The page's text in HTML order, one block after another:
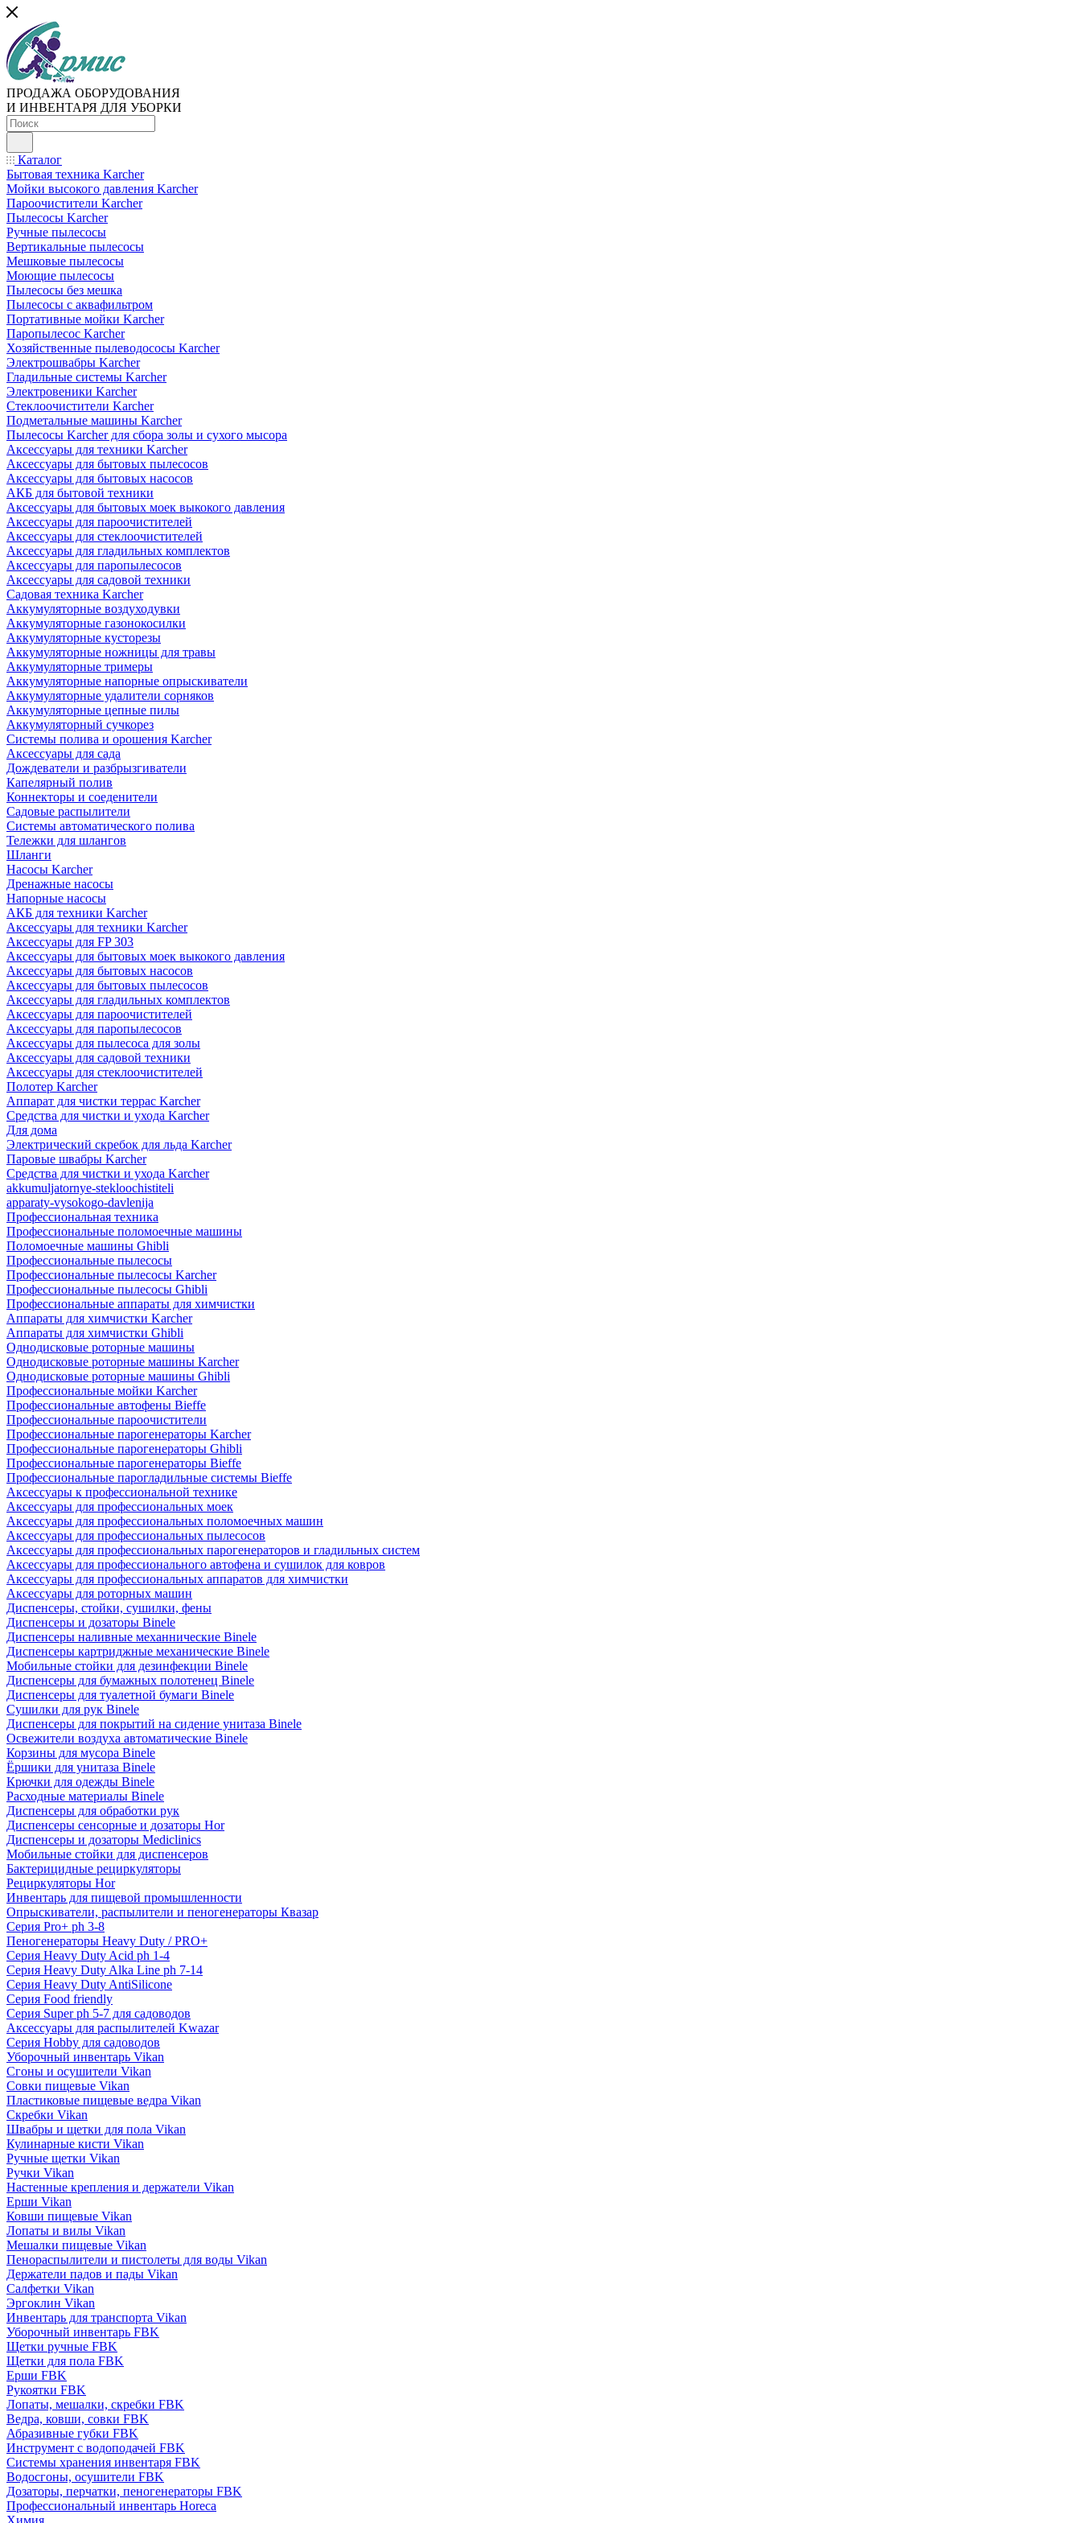
ПРОДАЖА ОБОРУДОВАНИЯ
И ИНВЕНТАРЯ ДЛЯ УБОРКИ
Каталог
Бытовая техника Karcher
Мойки высокого давления Karcher
Пароочистители Karcher
Пылесосы Karcher
Ручные пылесосы
Вертикальные пылесосы
Мешковые пылесосы
Моющие пылесосы
Пылесосы без мешка
Пылесосы с аквафильтром
Портативные мойки Karcher
Паропылесос Karcher
Хозяйственные пылеводососы Karcher
Электрошвабры Karcher
Гладильные системы Karcher
Электровеники Karcher
Стеклоочистители Karcher
Подметальные машины Karcher
Пылесосы Karcher для сбора золы и сухого мысора
Аксессуары для техники Karcher
Аксессуары для бытовых пылесосов
Аксессуары для бытовых насосов
АКБ для бытовой техники
Аксессуары для бытовых моек выкокого давления
Аксессуары для пароочистителей
Аксессуары для стеклоочистителей
Аксессуары для гладильных комплектов
Аксессуары для паропылесосов
Аксессуары для садовой техники
Садовая техника Karcher
Аккумуляторные воздуходувки
Аккумуляторные газонокосилки
Аккумуляторные кусторезы
Аккумуляторные ножницы для травы
Аккумуляторные тримеры
Аккумуляторные напорные опрыскиватели
Аккумуляторные удалители сорняков
Аккумуляторные цепные пилы
Аккумуляторный сучкорез
Системы полива и орошения Karcher
Аксессуары для сада
Дождеватели и разбрызгиватели
Капелярный полив
Коннекторы и соеденители
Садовые распылители
Системы автоматического полива
Тележки для шлангов
Шланги
Насосы Karcher
Дренажные насосы
Напорные насосы
АКБ для техники Karcher
Аксессуары для техники Karcher
Аксессуары для FP 303
Аксессуары для бытовых моек выкокого давления
Аксессуары для бытовых насосов
Аксессуары для бытовых пылесосов
Аксессуары для гладильных комплектов
Аксессуары для пароочистителей
Аксессуары для паропылесосов
Аксессуары для пылесоса для золы
Аксессуары для садовой техники
Аксессуары для стеклоочистителей
Полотер Karcher
Аппарат для чистки террас Karcher
Средства для чистки и ухода Karcher
Для дома
Электрический скребок для льда Karcher
Паровые швабры Karcher
Средства для чистки и ухода Karcher
akkumuljatornye-stekloochistiteli
apparaty-vysokogo-davlenija
Профессиональная техника
Профессиональные поломоечные машины
Поломоечные машины Ghibli
Профессиональные пылесосы
Профессиональные пылесосы Karcher
Профессиональные пылесосы Ghibli
Профессиональные аппараты для химчистки
Аппараты для химчистки Karcher
Аппараты для химчистки Ghibli
Однодисковые роторные машины
Однодисковые роторные машины Karcher
Однодисковые роторные машины Ghibli
Профессиональные мойки Karcher
Профессиональные автофены Bieffe
Профессиональные пароочистители
Профессиональные парогенераторы Karcher
Профессиональные парогенераторы Ghibli
Профессиональные парогенераторы Bieffe
Профессиональные парогладильные системы Bieffe
Аксессуары к профессиональной технике
Аксессуары для профессиональных моек
Аксессуары для профессиональных поломоечных машин
Аксессуары для профессиональных пылесосов
Аксессуары для профессиональных парогенераторов и гладильных систем
Аксессуары для профессионального автофена и сушилок для ковров
Аксессуары для профессиональных аппаратов для химчистки
Аксессуары для роторных машин
Диспенсеры, стойки, сушилки, фены
Диспенсеры и дозаторы Binele
Диспенсеры наливные механнические Binele
Диспенсеры картриджные механические Binele
Мобильные стойки для дезинфекции Binele
Диспенсеры для бумажных полотенец Binele
Диспенсеры для туалетной бумаги Binele
Сушилки для рук Binele
Диспенсеры для покрытий на сидение унитаза Binele
Освежители воздуха автоматические Binele
Корзины для мусора Binele
Ёршики для унитаза Binele
Крючки для одежды Binele
Расходные материалы Binele
Диспенсеры для обработки рук
Диспенсеры сенсорные и дозаторы Hor
Диспенсеры и дозаторы Mediclinics
Мобильные стойки для диспенсеров
Бактерицидные рециркуляторы
Рециркуляторы Hor
Инвентарь для пищевой промышленности
Опрыскиватели, распылители и пеногенераторы Квазар
Серия Pro+ ph 3-8
Пеногенераторы Heavy Duty / PRO+
Серия Heavy Duty Acid ph 1-4
Серия Heavy Duty Alka Line ph 7-14
Серия Heavy Duty AntiSilicone
Серия Food friendly
Серия Super ph 5-7 для садоводов
Аксессуары для распылителей Kwazar
Серия Hobby для садоводов
Уборочный инвентарь Vikan
Сгоны и осушители Vikan
Совки пищевые Vikan
Пластиковые пищевые ведра Vikan
Скребки Vikan
Швабры и щетки для пола Vikan
Кулинарные кисти Vikan
Ручные щетки Vikan
Ручки Vikan
Настенные крепления и держатели Vikan
Ерши Vikan
Ковши пищевые Vikan
Лопаты и вилы Vikan
Мешалки пищевые Vikan
Пенораспылители и пистолеты для воды Vikan
Держатели падов и пады Vikan
Салфетки Vikan
Эргоклин Vikan
Инвентарь для транспорта Vikan
Уборочный инвентарь FBK
Щетки ручные FBK
Щетки для пола FBK
Ерши FBK
Рукоятки FBK
Лопаты, мешалки, скребки FBK
Ведра, ковши, совки FBK
Абразивные губки FBK
Инструмент с водоподачей FBK
Системы хранения инвентаря FBK
Водосгоны, осушители FBK
Дозаторы, перчатки, пеногенераторы FBK
Профессиональный инвентарь Horeca
Химия